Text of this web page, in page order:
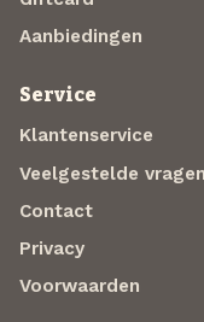
Aanbiedingen
Service
Klantenservice
Veelgestelde vragen
Contact
Privacy
Voorwaarden